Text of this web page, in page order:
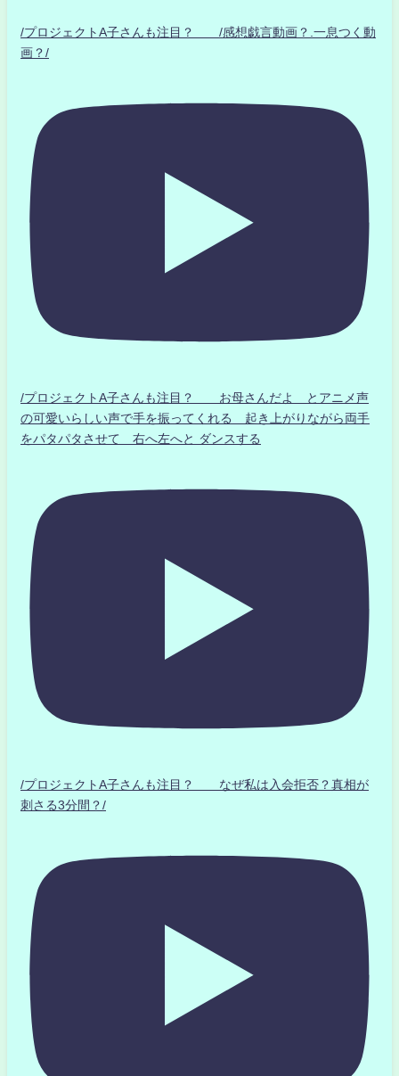
/プロジェクトA子さんも注目？ /感想戯言動画？.一息つく動
画？/
/プロジェクトA子さんも注目？ お母さんだよ とアニメ声
の可愛いらしい声で手を振ってくれる 起き上がりながら両手
をパタパタさせて 右へ左へと ダンスする
/プロジェクトA子さんも注目？ なぜ私は入会拒否？真相が
刺さる3分間？/